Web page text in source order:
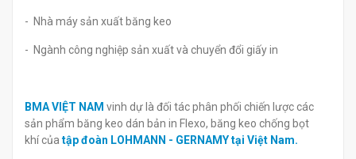
- Nhà máy sản xuất băng keo
- Ngành công nghiệp sản xuất và chuyển đổi giấy in
BMA VIỆT NAM vinh dự là đối tác phân phối chiến lược các
sản phẩm băng keo dán bản in Flexo, băng keo chống bọt
khí của tập đoàn LOHMANN - GERNAMY tại Việt Nam.